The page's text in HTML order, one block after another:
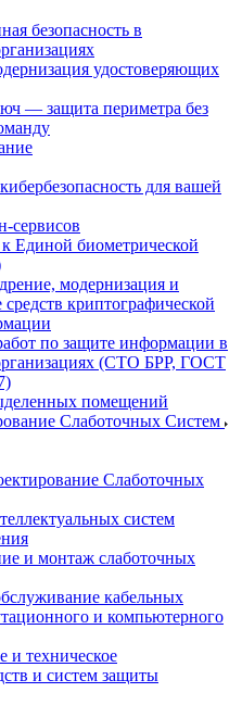
безопасность в
удостоверяющих
— защита периметра без
для вашей
сервисов
Единой биометрической
модернизация и
криптографической
по защите информации в
(СТО БРР, ГОСТ
помещений
Слаботочных Систем
Слаботочных
систем
и монтаж слаботочных
кабельных
и компьютерного
и техническое
и систем защиты